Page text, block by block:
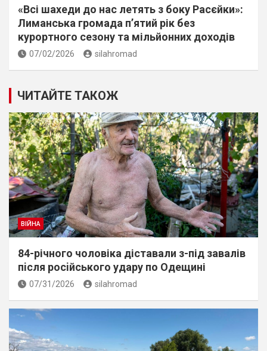
«Всі шахеди до нас летять з боку Расєйки»:
Лиманська громада п’ятий рік без
курортного сезону та мільйонних доходів
07/02/2026 silahromad
ЧИТАЙТЕ ТАКОЖ
ВІЙНА
84-річного чоловіка діставали з-під завалів
пiсля росiйського удару по Одещині
07/31/2026 silahromad